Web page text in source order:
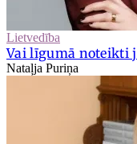
Lietvedība
Vai līgumā noteikti
Nataļja Puriņa